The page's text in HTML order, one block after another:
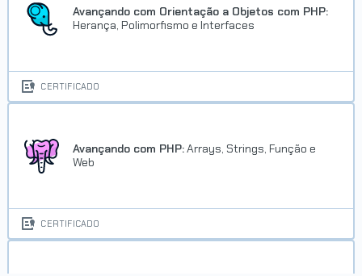
Avançando com Orientação a Objetos com PHP:
Herança, Polimorfismo e Interfaces
CERTIFICADO
Avançando com PHP:Arrays, Strings, Função e
Web
CERTIFICADO